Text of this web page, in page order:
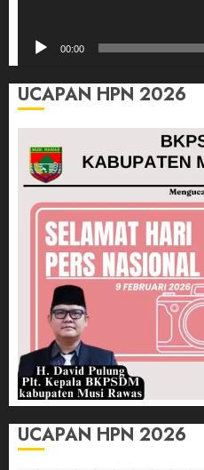
00:00
UCAPAN HPN 2026
UCAPAN HPN 2026